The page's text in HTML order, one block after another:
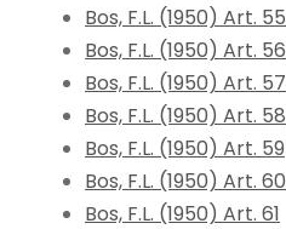
Bos, F.L. (1950) Art. 55
Bos, F.L. (1950) Art. 56
Bos, F.L. (1950) Art. 57
Bos, F.L. (1950) Art. 58
Bos, F.L. (1950) Art. 59
Bos, F.L. (1950) Art. 60
Bos, F.L. (1950) Art. 61